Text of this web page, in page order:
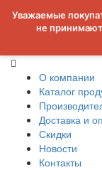
Уважаемые
не
О компании
Каталог
Доставка и
Скидки
Новости
Контакты